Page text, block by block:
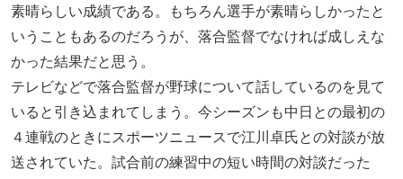
素晴らしい成績である。もちろん選手が素晴らしかったと
いうこともあるのだろうが、落合監督でなければ成しえな
かった結果だと思う。
テレビなどで落合監督が野球について話しているのを見て
いると引き込まれてしまう。今シーズンも中日との最初の
４連戦のときにスポーツニュースで江川卓氏との対談が放
送されていた。試合前の練習中の短い時間の対談だった